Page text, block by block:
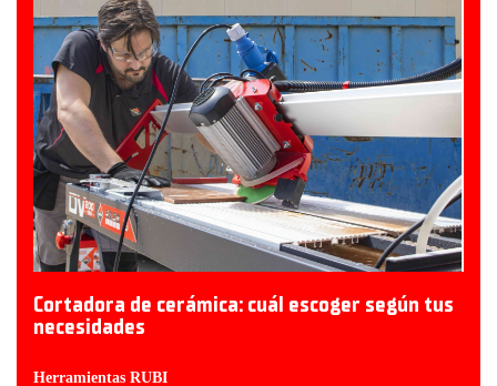
Cortadora de cerámica: cuál escoger según tus
necesidades
Herramientas RUBI